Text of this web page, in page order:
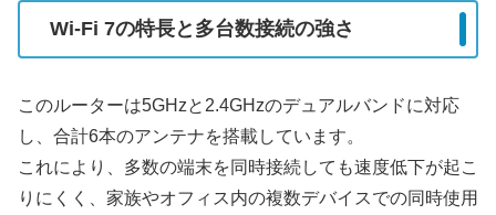
Wi-Fi 7の特長と多台数接続の強さ
このルーターは5GHzと2.4GHzのデュアルバンドに対応
し、合計6本のアンテナを搭載しています。
これにより、多数の端末を同時接続しても速度低下が起こ
りにくく、家族やオフィス内の複数デバイスでの同時使用